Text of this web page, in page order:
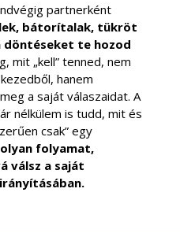
partnerként
bátorítalak, tükröt
döntéseket te hozod
mit „kell” tenned, nem
hanem
a saját válaszaidat. A
nélkülem is tudd, mit és
csak” egy
folyamat,
válsz a saját